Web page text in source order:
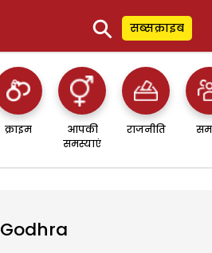
⚲ सब्सक्राइब
क्राइम
आपकी
समस्याएं
राजनीति
Godhra